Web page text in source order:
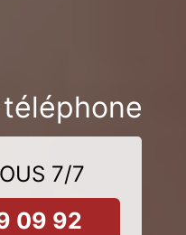
7/7
09 92